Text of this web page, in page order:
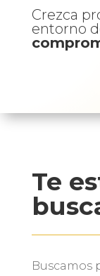
Crezca
entorno
Te
Buscamos